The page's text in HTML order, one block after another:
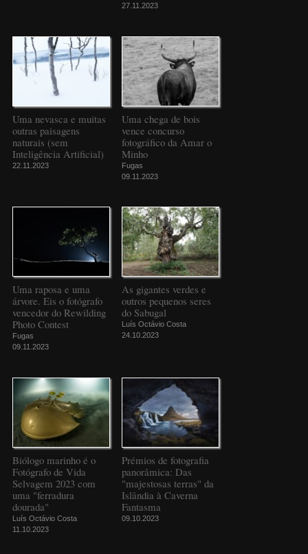
27.11.2023
Uma nevasca e muitas
outras paisagens
naturais (sem
Inteligência Artificial)
22.11.2023
Uma chega de bois
vence concurso
fotográfico da Amar o
Minho
Fugas
09.11.2023
Uma raposa e uma
árvore. Eis o fotógrafo
vencedor do Rewilding
Photo Contest
Fugas
09.11.2023
As gigantes verdes e
outros pequenos seres
do Sabugal
Luís Octávio Costa
24.10.2023
Biólogo marinho é o
Fotógrafo de Vida
Selvagem 2023 com
uma "ferradura
dourada"
Luís Octávio Costa
11.10.2023
Prémios de fotografia
panorâmica: Das
"majestosas terras" da
Islândia à Caverna
Fantasma
09.10.2023